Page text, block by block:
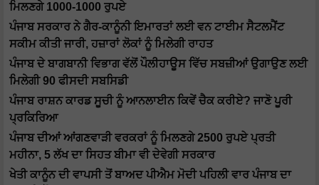
ਮਿਲਣਗੇ 1000-1000 ਰੁਪਏ
ਪੰਜਾਬ ਸਰਕਾਰ ਨੇ ਗੈਰ-ਕਾਨੂੰਨੀ ਇਮਾਰਤਾਂ ਲਈ ਵਨ ਟਾਈਮ ਸੈਟਲਮੈਂਟ
ਸਕੀਮ ਕੀਤੀ ਜਾਰੀ, ਹਜ਼ਾਰਾਂ ਲੋਕਾਂ ਨੂੰ ਮਿਲੇਗੀ ਰਾਹਤ
ਪੰਜਾਬ ਦੇ ਬਾਗਬਾਨੀ ਵਿਭਾਗ ਵੱਲੋਂ ਪੌਲੀਹਾਊਸ ਵਿੱਚ ਸਬਜ਼ੀਆਂ ਉਗਾਉਣ ਲਈ
ਮਿਲੇਗੀ 90 ਫੀਸਦੀ ਸਬਸਿਡੀ
ਪੰਜਾਬ ਰਾਸ਼ਨ ਕਾਰਡ ਸੂਚੀ ਨੂੰ ਆਨਲਾਈਨ ਕਿਵੇਂ ਚੈਕ ਕਰੀਏ? ਜਾਣੋ ਪੂਰੀ
ਪ੍ਰਕਿਰਿਆ
ਪੰਜਾਬ ਦੀਆਂ ਆਂਗਣਵਾੜੀ ਵਰਕਰਾਂ ਨੂੰ ਮਿਲਣਗੇ 2500 ਰੁਪਏ ਪ੍ਰਤੀ
ਮਹੀਨਾ, 5 ਲੱਖ ਦਾ ਸਿਹਤ ਬੀਮਾ ਵੀ ਦੇਵੇਗੀ ਸਰਕਾਰ
ਖੇਤੀ ਕਾਨੂੰਨ ਦੀ ਵਾਪਸੀ ਤੋਂ ਬਾਅਦ ਪੀਐਮ ਮੋਦੀ ਪਹਿਲੀ ਵਾਰ ਪੰਜਾਬ ਦਾ